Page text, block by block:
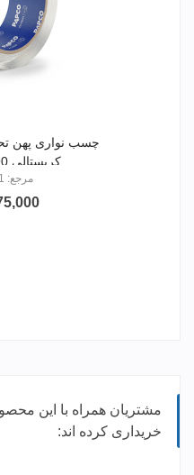
چسب نواری پهن
کریستالی 90یاردی 48mm
مرجع: PO-P9001
275,000
مشتریان همراه با این
خریداری کرده اند: